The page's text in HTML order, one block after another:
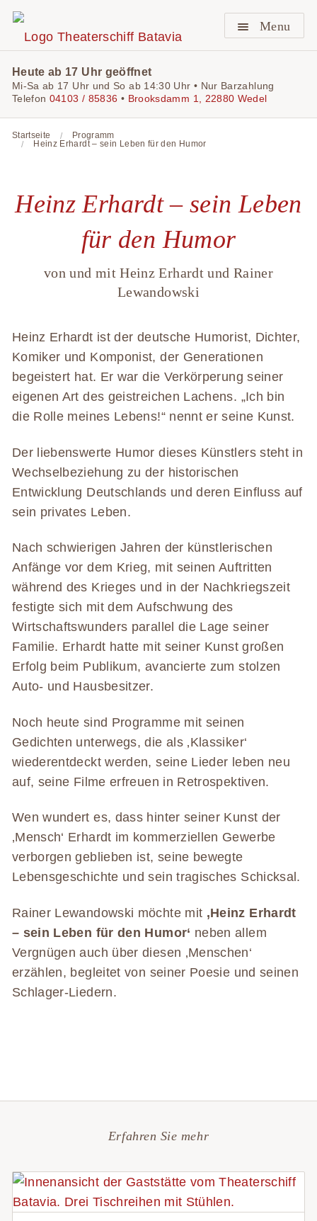
Menu
Heute ab 17 Uhr geöffnet
Mi-Sa ab 17 Uhr und So ab 14:30 Uhr • Nur Barzahlung
Telefon 04103 / 85836 • Brooksdamm 1, 22880 Wedel
Startseite
Programm
Heinz Erhardt – sein Leben für den Humor
Heinz Erhardt – sein Leben
für den Humor
von und mit Heinz Erhardt und Rainer
Lewandowski
Heinz Erhardt ist der deutsche Humorist, Dichter,
Komiker und Komponist, der Generationen
begeistert hat. Er war die Verkörperung seiner
eigenen Art des geistreichen Lachens. „Ich bin
die Rolle meines Lebens!“ nennt er seine Kunst.
Der liebenswerte Humor dieses Künstlers steht in
Wechselbeziehung zu der historischen
Entwicklung Deutschlands und deren Einfluss auf
sein privates Leben.
Nach schwierigen Jahren der künstlerischen
Anfänge vor dem Krieg, mit seinen Auftritten
während des Krieges und in der Nachkriegszeit
festigte sich mit dem Aufschwung des
Wirtschaftswunders parallel die Lage seiner
Familie. Erhardt hatte mit seiner Kunst großen
Erfolg beim Publikum, avancierte zum stolzen
Auto- und Hausbesitzer.
Noch heute sind Programme mit seinen
Gedichten unterwegs, die als ‚Klassiker‘
wiederentdeckt werden, seine Lieder leben neu
auf, seine Filme erfreuen in Retrospektiven.
Wen wundert es, dass hinter seiner Kunst der
‚Mensch‘ Erhardt im kommerziellen Gewerbe
verborgen geblieben ist, seine bewegte
Lebensgeschichte und sein tragisches Schicksal.
Rainer Lewandowski möchte mit ‚Heinz Erhardt
– sein Leben für den Humor‘ neben allem
Vergnügen auch über diesen ‚Menschen‘
erzählen, begleitet von seiner Poesie und seinen
Schlager-Liedern.
Erfahren Sie mehr